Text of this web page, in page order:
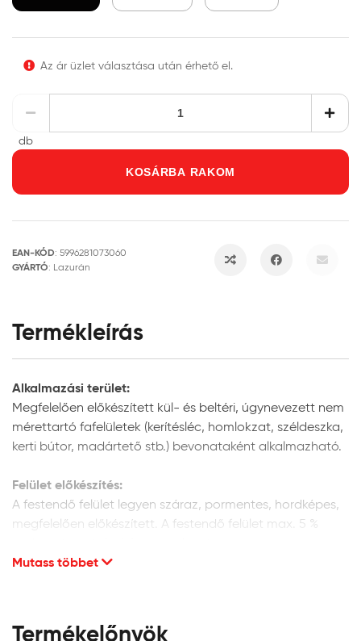
Az ár üzlet választása után érhető el.
db
KOSÁRBA RAKOM
EAN-KÓD: 5996281073060
GYÁRTÓ: Lazurán
Termékleírás
Alkalmazási terület:
Megfelelően előkészített kül- és beltéri, úgynevezett nem
mérettartó fafelületek (kerítésléc, homlokzat, széldeszka,
kerti bútor, madártető stb.) bevonataként alkalmazható.
Felület előkészítés:
A festendő felület legyen száraz, pormentes, hordképes,
megfelelően előkészített. A festendő felület max. 5 %
Mutass többet
Termékelőnyök